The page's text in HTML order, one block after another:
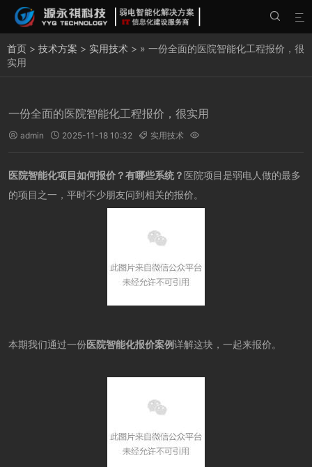


首页 > 技术方案 > 实用技术 > » 一份全面的医院智能化工程报价，很
实用
一份全面的医院智能化工程报价，很实用
 admin  2025-11-18 10:32  实用技术 
医院智能化项目如何报价？有哪些系统？ 医院项目是弱电人做的最多
的项目之一，平时不少朋友问到相关的报价。
本期我们通过一份医院智能化报价案例详解这块，一起来报价。